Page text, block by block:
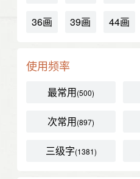
36画 39画 44画
使用频率
最常用(500)
次常用(897)
三级字(1381)